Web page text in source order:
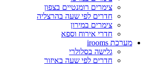
צימרים רומנטיים בצפון
חדרים לפי שעה בהרצליה
צימרים במירון
חדרי אירוח וספא
מערכת irooms
גלישה בסלולרי
חדרים לפי שעה באיזור